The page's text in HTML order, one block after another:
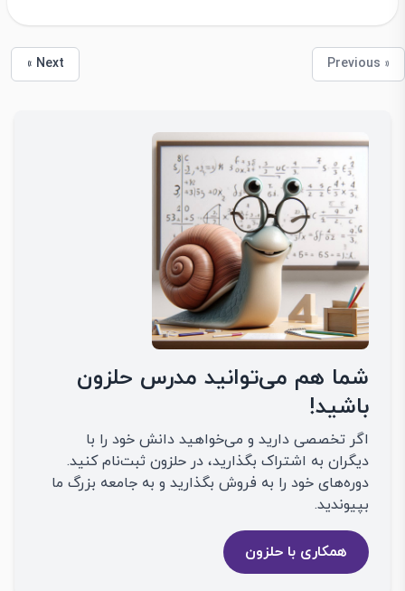
« Previous
Next »
شما هم می‌توانید مدرس حلزون
باشید!
اگر تخصصی دارید و می‌خواهید دانش خود را با
دیگران به اشتراک بگذارید، در حلزون ثبت‌نام کنید.
دوره‌های خود را به فروش بگذارید و به جامعه بزرگ ما
بپیوندید.
همکاری با حلزون